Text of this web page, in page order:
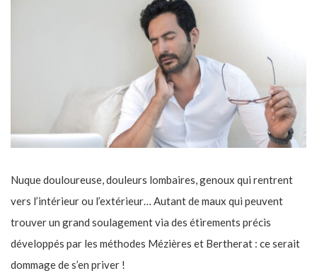
Nuque douloureuse, douleurs lombaires, genoux qui rentrent
vers l’intérieur ou l’extérieur… Autant de maux qui peuvent
trouver un grand soulagement via des étirements précis
développés par les méthodes Mézières et Bertherat : ce serait
dommage de s’en priver !